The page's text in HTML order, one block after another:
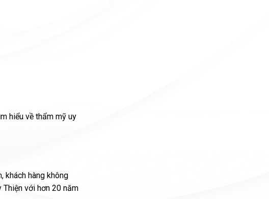
hiểu về thẩm mỹ uy
khách hàng không
Thiện với hơn 20 năm